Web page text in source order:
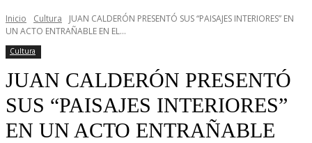
Inicio Cultura
JUAN CALDERÓN PRESENTÓ SUS “PAISAJES INTERIORES” EN
UN ACTO ENTRAÑABLE EN EL...
Cultura
JUAN CALDERÓN PRESENTÓ
SUS “PAISAJES INTERIORES”
EN UN ACTO ENTRAÑABLE